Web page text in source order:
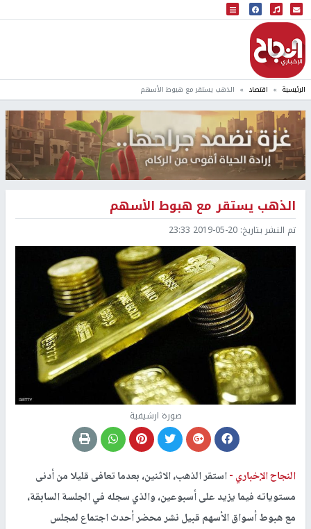
البث المباشر
إذاعة النجاح
الرئيسية اقتصاد الذهب يستقر مع هبوط الأسهم
الذهب يستقر مع هبوط الأسهم
تم النشر بتاريخ: 2019-05-20 23:33
صورة ارشيفية
النجاح الإخباري -استقر الذهب، الاثنين، بعدما تعافى قليلا من أدنى
مستوياته فيما يزيد على أسبوعين، والذي سجله في الجلسة السابقة،
مع هبوط أسواق الأسهم قبيل نشر محضر أحدث اجتماع لمجلس